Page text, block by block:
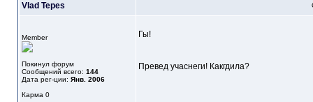
Vlad Tepes
Member
Покинул форум
Сообщений всего: 144
Дата рег-ции: Янв. 2006
Карма 0
Гы!
Превед учаснеги! Какгдила?